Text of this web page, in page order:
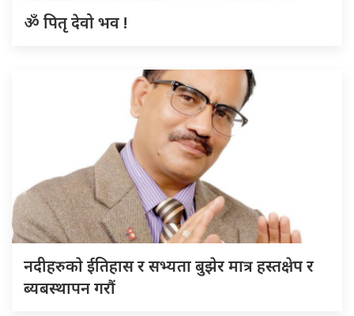
ॐ पितृ देवो भव !
नदीहरुकाे ईतिहास र सभ्यता बुझेर मात्र हस्तक्षेप र
ब्यबस्थापन गराैं